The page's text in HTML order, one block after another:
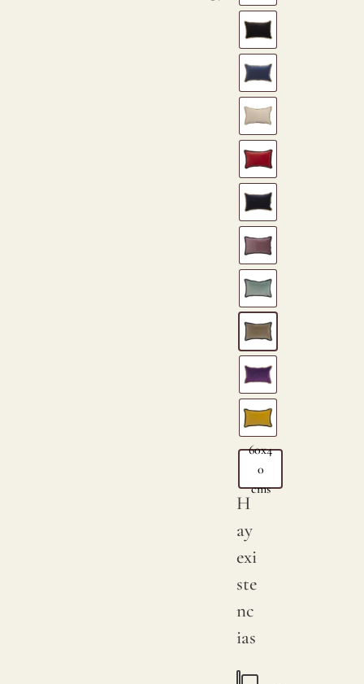
60x4
0
cms
H
ay
exi
ste
nc
ias